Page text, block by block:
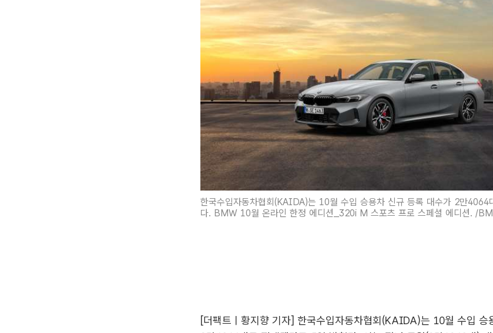
한국수입자동차협회(KAIDA)는 10월 수입 승용차 신규 등록 대수가 2만4064
다. BMW 10월 온라인 한정 에디션_320i M 스포츠 프로 스페셜 에디션. /
[더팩트ㅣ황지향 기자] 한국수입자동차협회(KAIDA)는 10월 수입 승